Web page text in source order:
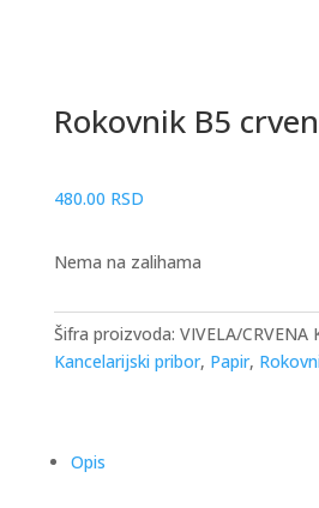
Rokovnik B5
480.00 RSD
Nema na zalihama
Šifra proizvoda: VIVELA/CRVENA
Kancelarijski pribor, Papir,
Opis